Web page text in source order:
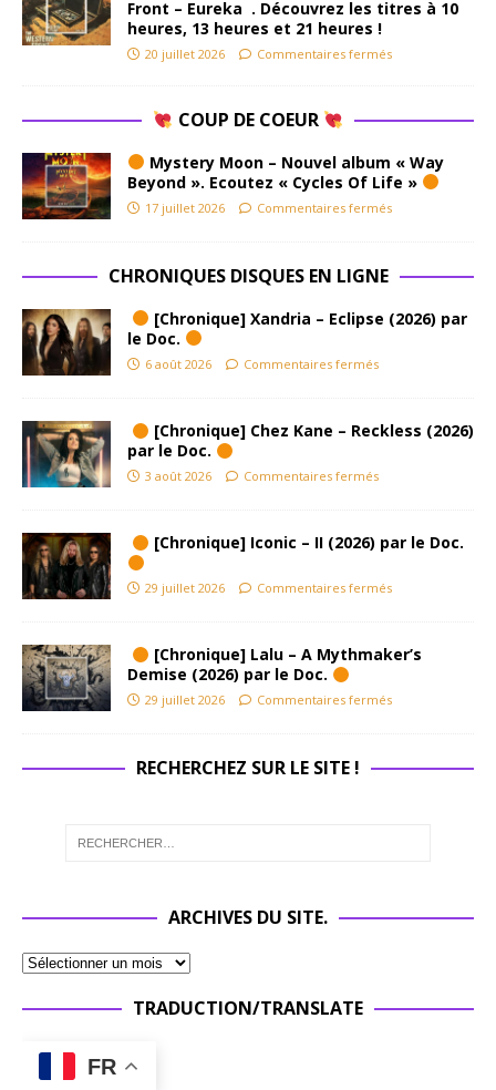
Front – Eureka . Découvrez les titres à 10
heures, 13 heures et 21 heures !
20 juillet 2026 Commentaires fermés
COUP DE COEUR
Mystery Moon – Nouvel album « Way
Beyond ». Ecoutez « Cycles Of Life »
17 juillet 2026 Commentaires fermés
CHRONIQUES DISQUES EN LIGNE
[Chronique] Xandria – Eclipse (2026) par
le Doc.
6 août 2026 Commentaires fermés
[Chronique] Chez Kane – Reckless (2026)
par le Doc.
3 août 2026 Commentaires fermés
[Chronique] Iconic – II (2026) par le Doc.
29 juillet 2026 Commentaires fermés
[Chronique] Lalu – A Mythmaker’s
Demise (2026) par le Doc.
29 juillet 2026 Commentaires fermés
RECHERCHEZ SUR LE SITE !
ARCHIVES DU SITE.
TRADUCTION/TRANSLATE
FR